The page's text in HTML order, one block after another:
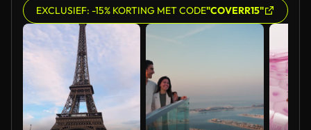
EXCLUSIEF: -15% KORTING MET CODE"COVERR15"